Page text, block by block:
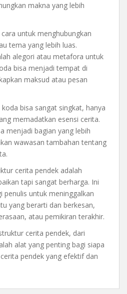
makna yang lebih
untuk menghubungkan
tema yang lebih luas.
alegori atau metafora untuk
bisa menjadi tempat di
maksud atau pesan
bisa sangat singkat, hanya
memadatkan esensi cerita.
menjadi bagian yang lebih
wawasan tambahan tentang
cerita pendek adalah
tapi sangat berharga. Ini
penulis untuk meninggalkan
yang berarti dan berkesan,
atau pemikiran terakhir.
cerita pendek, dari
alat yang penting bagi siapa
pendek yang efektif dan